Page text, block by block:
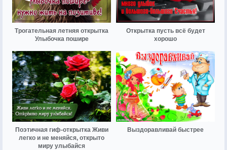
Трогательная летняя открытка
Улыбочка пошире
Открытка пусть всё будет
хорошо
Поэтичная гиф-открытка Живи
легко и не меняйся, открыто
миру улыбайся
Выздоравливай быстрее